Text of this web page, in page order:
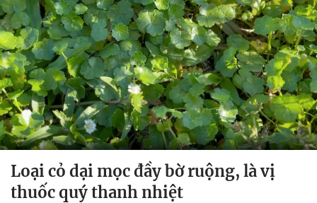
Loại cỏ dại mọc đầy bờ ruộng, là vị
thuốc quý thanh nhiệt